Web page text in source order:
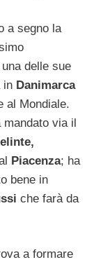
a segno la
delle sue
in Danimarca
al Mondiale.
mandato via il
Piacenza; ha
bene in
che farà da
a formare